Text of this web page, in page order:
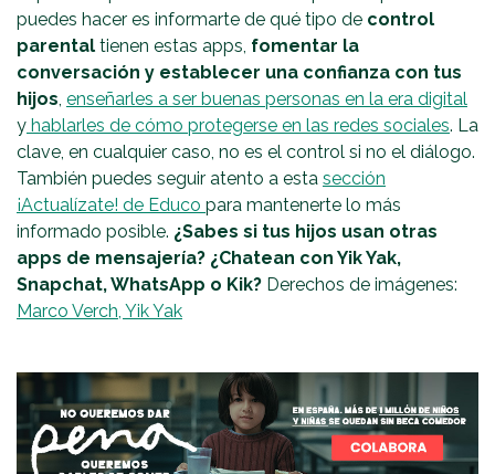
puedes hacer es informarte de qué tipo de control
parental tienen estas apps, fomentar la
conversación y establecer una confianza con tus
hijos, enseñarles a ser buenas personas en la era digital
y hablarles de cómo protegerse en las redes sociales. La
clave, en cualquier caso, no es el control si no el diálogo.
También puedes seguir atento a esta sección
¡Actualízate! de Educo para mantenerte lo más
informado posible. ¿Sabes si tus hijos usan otras
apps de mensajería? ¿Chatean con Yik Yak,
Snapchat, WhatsApp o Kik? Derechos de imágenes:
Marco Verch, Yik Yak